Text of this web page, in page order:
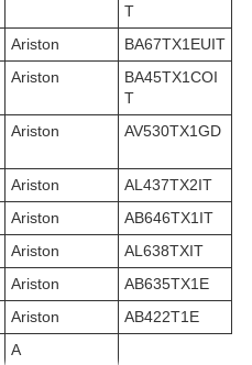
T
Ariston
BA67TX1EUIT
Ariston
BA45TX1COI
T
Ariston AV530TX1GD
Ariston
AL437TX2IT
Ariston
AB646TX1IT
Ariston
AL638TXIT
Ariston
AB635TX1E
Ariston
AB422T1E
A